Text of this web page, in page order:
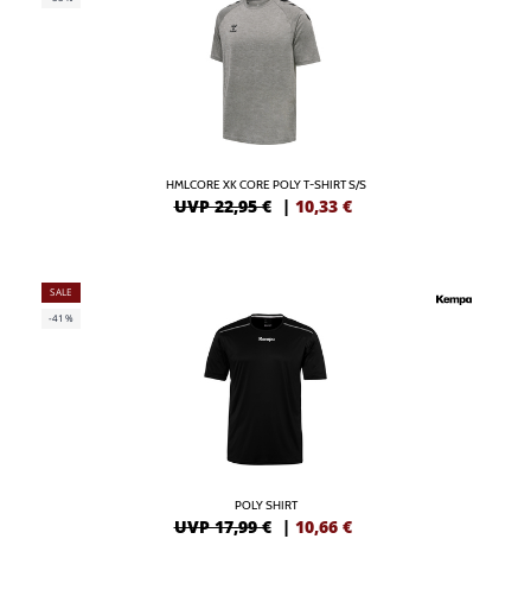
HMLCORE XK CORE POLY T-SHIRT S/S
UVP 22,95 € | 10,33 €
SALE
-41%
POLY SHIRT
UVP 17,99 € | 10,66 €